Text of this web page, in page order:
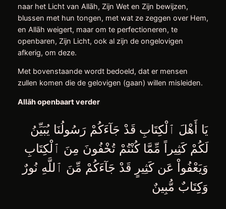
naar het Licht van Allāh, Zijn Wet en Zijn bewijzen,
blussen met hun tongen, met wat ze zeggen over Hem,
en Allāh weigert, maar om te perfectioneren, te
openbaren, Zijn Licht, ook al zijn de ongelovigen
afkerig, om deze.
Met bovenstaande wordt bedoeld, dat er mensen
zullen komen die de gelovigen (gaan) willen misleiden.
Allāh openbaart verder
لَكُمْ كَثِيراً مِّمَّا كُنْتُمْ تُخْفُونَ مِنَ ٱلْكِتَابِ
وَيَعْفُواْ عَن كَثِيرٍ قَدْ جَآءَكُمْ مِّنَ ٱللَّهِ نُورٌ
وَكِتَابٌ مُّبِينٌ